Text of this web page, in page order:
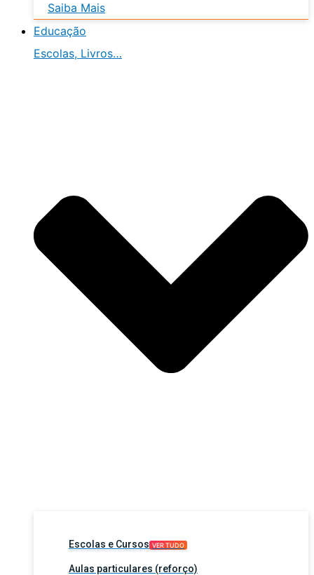
Saiba Mais
Educação
Escolas, Livros…
Escolas e Cursos VER TUDO
Aulas particulares (reforço)